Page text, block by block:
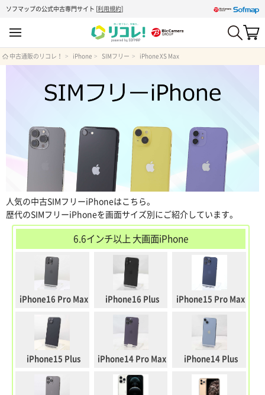
ソフマップの公式中古専門サイト [利用規約]
中古通販のリコレ！ iPhone SIMフリー iPhone XS Max
人気の中古SIMフリーiPhoneはこちら。
歴代のSIMフリーiPhoneを画面サイズ別にご紹介しています。
6.6インチ以上 大画面iPhone
iPhone16 Pro Max iPhone16 Plus iPhone15 Pro Max
iPhone15 Plus iPhone14 Pro Max iPhone14 Plus